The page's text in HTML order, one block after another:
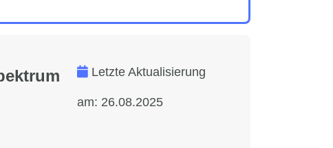
Letzte Aktualisierung
am: 26.08.2025